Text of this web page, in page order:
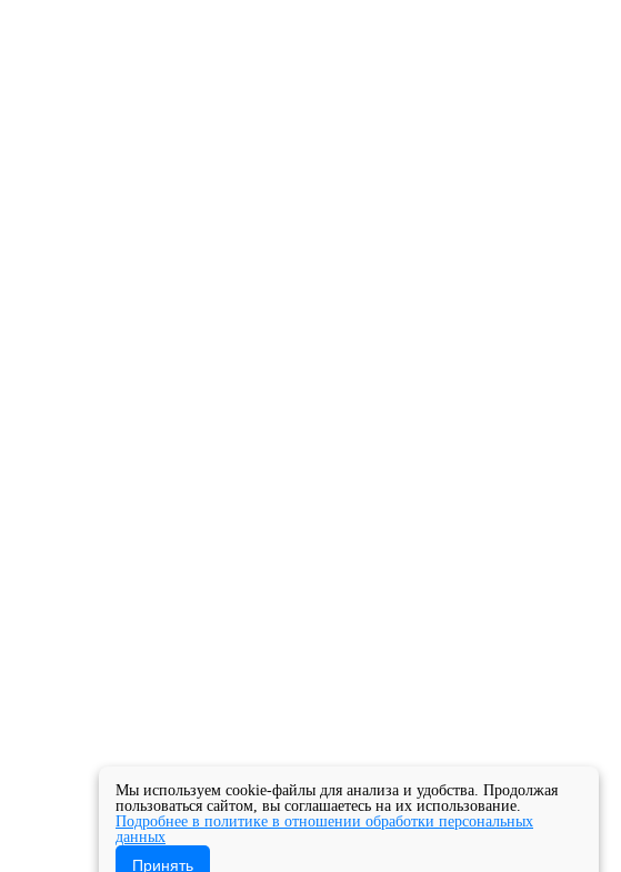
Мы используем cookie-файлы для анализа и удобства. Продолжая
пользоваться сайтом, вы соглашаетесь на их использование.
Подробнее в политике в отношении обработки персональных
данных
Принять